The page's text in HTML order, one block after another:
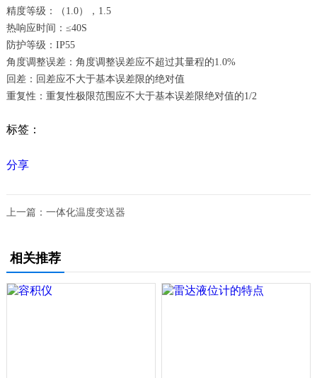
精度等级：（1.0），1.5
热响应时间：≤40S
防护等级：IP55
角度调整误差：角度调整误差应不超过其量程的1.0%
回差：回差应不大于基本误差限的绝对值
重复性：重复性极限范围应不大于基本误差限绝对值的1/2
标签：
分享
上一篇： 一体化温度变送器
相关推荐